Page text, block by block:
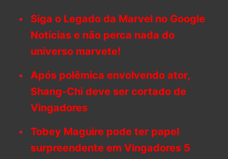
Siga o Legado da Marvel no Google
Notícias e não perca nada do
universo marvete!
Após polêmica envolvendo ator,
Shang-Chi deve ser cortado de
Vingadores
Tobey Maguire pode ter papel
surpreendente em Vingadores 5